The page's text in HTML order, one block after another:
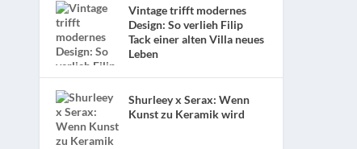
Vintage trifft modernes
Design: So verlieh Filip
Tack einer alten Villa neues
Leben
Shurleey x Serax: Wenn
Kunst zu Keramik wird